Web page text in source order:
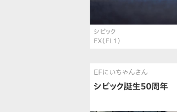
シビック
EX（FL1）
EFにいちゃんさん
シビック誕生50周年